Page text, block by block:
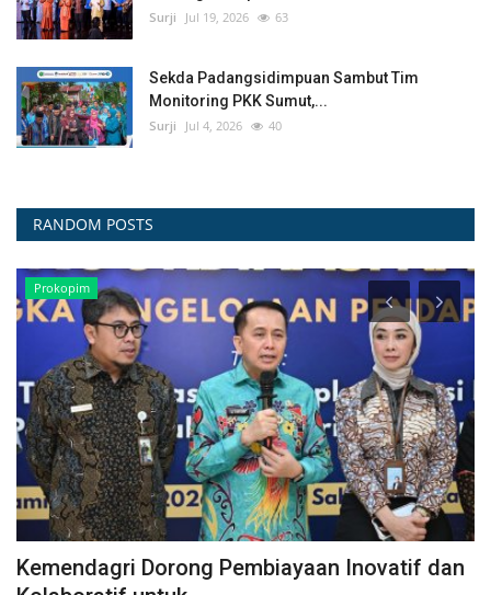
Surji Jul 19, 2026 63
Sekda Padangsidimpuan Sambut Tim
Monitoring PKK Sumut,...
Surji Jul 4, 2026 40
RANDOM POSTS
PENGUMUMAN/HIMBAUAN
⚠️HIMBAUAN MUSIM HUJAN⚠️